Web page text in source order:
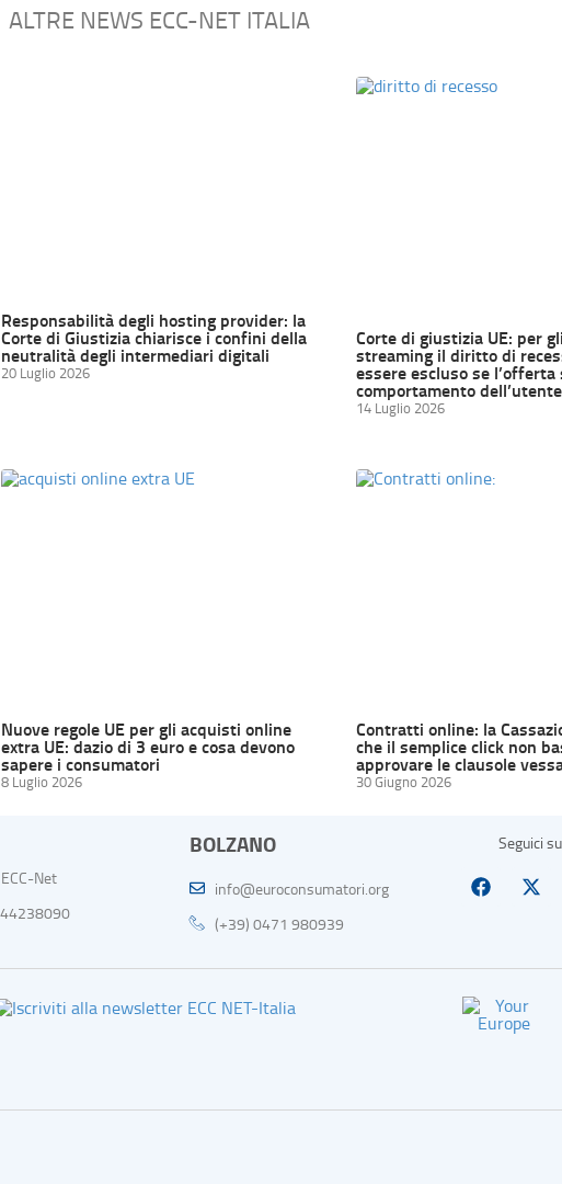
ALTRE NEWS ECC-NET ITALIA
Responsabilità degli hosting provider: la
Corte di Giustizia chiarisce i confini della
neutralità degli intermediari digitali
20 Luglio 2026
Corte di giustizia UE: per
streaming il diritto di
essere escluso se
comportamento dell’utente
14 Luglio 2026
Nuove regole UE per gli acquisti online
extra UE: dazio di 3 euro e cosa devono
sapere i consumatori
8 Luglio 2026
Contratti online: la
che il semplice click non
approvare le clausole
30 Giugno 2026
Net
BOLZANO
info@euroconsumatori.org
(+39) 0471 980939
Seguici